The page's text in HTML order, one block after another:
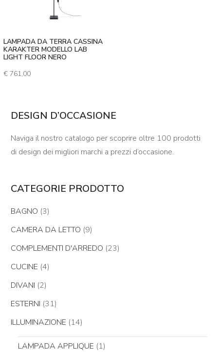
DESIGN D’OCCASIONE
Naviga il nostro catalogo per scoprire oltre 100 prodotti
di design dei migliori marchi a prezzi d’occasione.
CATEGORIE PRODOTTO
BAGNO (3)
CAMERA DA LETTO (9)
COMPLEMENTI D'ARREDO (23)
CUCINE (4)
DIVANI (2)
ESTERNI (31)
ILLUMINAZIONE (14)
LAMPADA APPLIQUE (1)
LAMPADA DA TERRA CASSINA
KARAKTER MODELLO LAB
LIGHT FLOOR NERO
€ 761,00